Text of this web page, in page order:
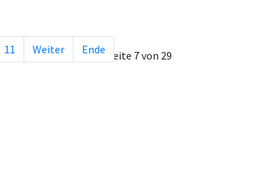
Seite 7 von 29
11 Weiter Ende